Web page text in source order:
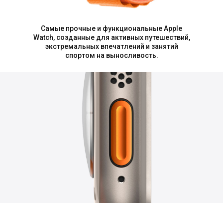
Самые прочные и функциональные Apple
Watch, созданные для активных путешествий,
экстремальных впечатлений и занятий
спортом на выносливость.